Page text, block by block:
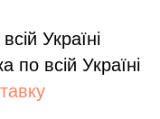
Україні
по всій Україні